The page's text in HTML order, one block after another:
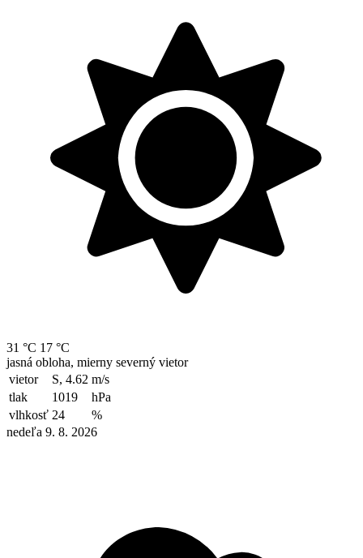
31 °C 17 °C
jasná obloha, mierny severný vietor
vietor
S, 4.62 m/s
tlak
1019
hPa
vlhkosť 24
%
nedeľa 9. 8. 2026